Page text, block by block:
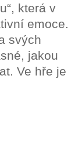
která v
emoce.
svých
jakou
Ve hře je